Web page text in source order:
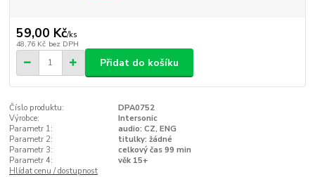
59,00 Kč/ks
48,76 Kč bez DPH
Přidat do košíku
Číslo produktu:
DPA0752
Výrobce:
Intersonic
Parametr 1:
audio: CZ, ENG
Parametr 2:
titulky: žádné
Parametr 3:
celkový čas 99 min
Parametr 4:
věk 15+
Hlídat cenu / dostupnost